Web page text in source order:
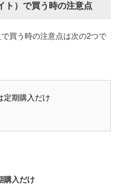
ト）で買う時の注意点
で買う時の注意点は次の2つで
定期購入だけ
購入だけ